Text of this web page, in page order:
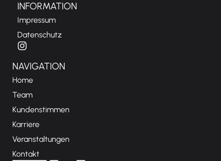
NAVIGATION
Home
Team
Kundenstimmen
Karriere
Veranstaltungen
Kontakt
INFORMATION
Impressum
Datenschutz